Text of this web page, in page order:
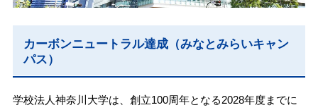
カーボンニュートラル達成（みなとみらいキャン
パス）
学校法人神奈川大学は、創立100周年となる2028年度までに